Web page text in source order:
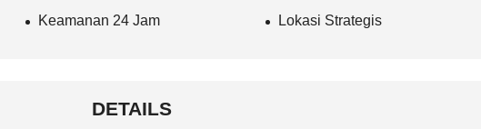
Keamanan 24 Jam Lokasi Strategis
DETAILS